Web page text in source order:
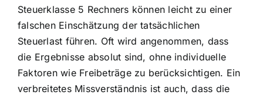
Steuerklasse 5 Rechners können leicht zu einer
falschen Einschätzung der tatsächlichen
Steuerlast führen. Oft wird angenommen, dass
die Ergebnisse absolut sind, ohne individuelle
Faktoren wie Freibeträge zu berücksichtigen. Ein
verbreitetes Missverständnis ist auch, dass die